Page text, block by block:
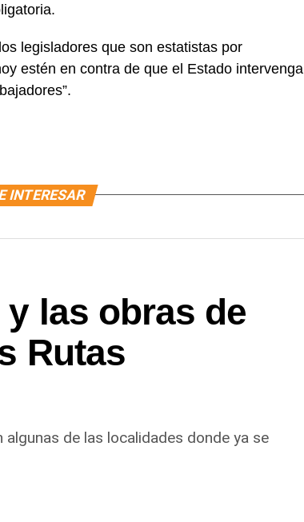
legisladores que son estatistas por
estén en contra de que el Estado intervenga
INTERESAR
las obras de
Rutas
algunas de las localidades donde ya se